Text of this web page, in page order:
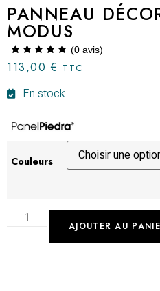
PANNEAU
MODUS
(0 avis)
113,00€ TTC
En stock
Couleurs
AJOUTER AU